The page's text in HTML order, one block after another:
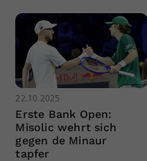
22.10.2025
Erste Bank Open:
Misolic wehrt sich
gegen de Minaur
tapfer